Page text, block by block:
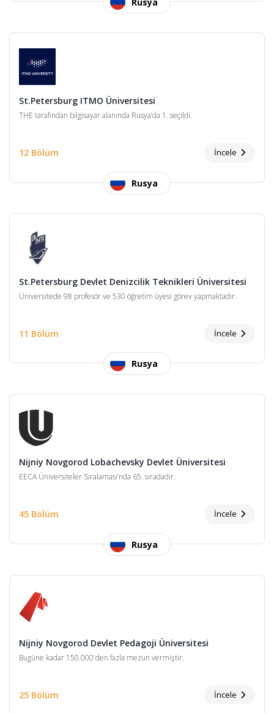
St.Petersburg ITMO Üniversitesi
THE tarafından bilgisayar alanında Rusya’da 1. seçildi.
12 Bölüm İncele
Rusya
St.Petersburg Devlet Denizcilik Teknikleri Üniversitesi
Üniversitede 98 profesör ve 530 öğretim üyesi görev yapmaktadır.
11 Bölüm İncele
Rusya
Nijniy Novgorod Lobachevsky Devlet Üniversitesi
EECA Üniversiteler Sıralaması’nda 65. sıradadır.
45 Bölüm İncele
Rusya
Nijniy Novgorod Devlet Pedagoji Üniversitesi
Bugüne kadar 150.000'den fazla mezun vermiştir.
25 Bölüm İncele